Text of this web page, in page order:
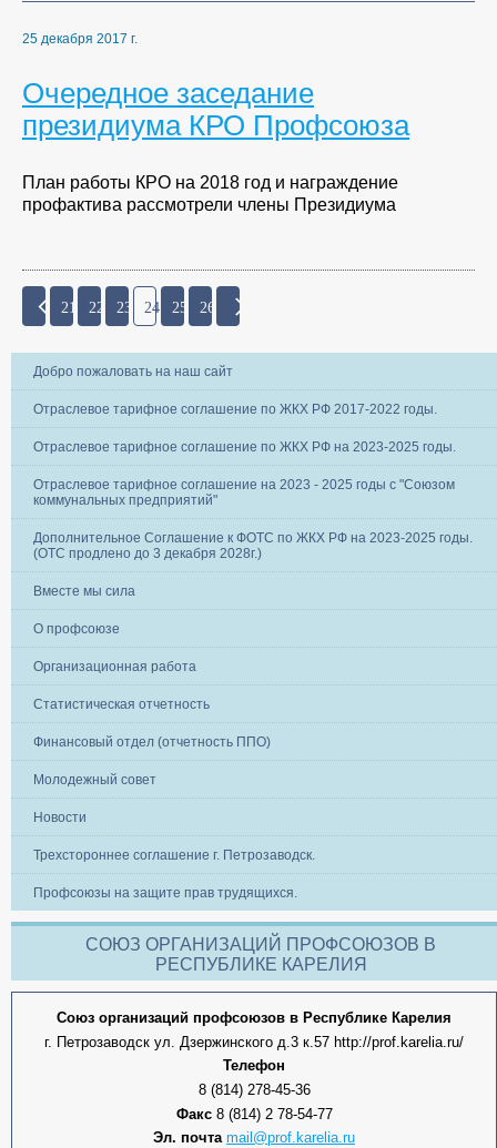
25 декабря 2017 г.
Очередное заседание
президиума КРО Профсоюза
План работы КРО на 2018 год и награждение
профактива рассмотрели члены Президиума
21 22 23 24 25 26
Добро пожаловать на наш сайт
Отраслевое тарифное соглашение по ЖКХ РФ 2017-2022 годы.
Отраслевое тарифное соглашение по ЖКХ РФ на 2023-2025 годы.
Отраслевое тарифное соглашение на 2023 - 2025 годы с "Союзом
коммунальных предприятий"
Дополнительное Соглашение к ФОТС по ЖКХ РФ на 2023-2025 годы.
(ОТС продлено до 3 декабря 2028г.)
Вместе мы сила
О профсоюзе
Организационная работа
Статистическая отчетность
Финансовый отдел (отчетность ППО)
Молодежный совет
Новости
Трехстороннее соглашение г. Петрозаводск.
Профсоюзы на защите прав трудящихся.
СОЮЗ ОРГАНИЗАЦИЙ ПРОФСОЮЗОВ В
РЕСПУБЛИКЕ КАРЕЛИЯ
Союз организаций профсоюзов в Республике Карелия
г. Петрозаводск ул. Дзержинского д.3 к.57 http://prof.karelia.ru/
Телефон
8 (814) 278-45-36
Факс8 (814) 2 78-54-77
Эл. почта mail@prof.karelia.ru